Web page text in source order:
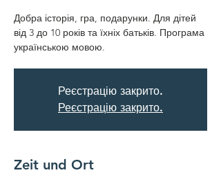
Добра історія, гра, подарунки. Для дітей
від 3 до 10 років та їхніх батьків. Програма
українською мовою.
Реєстрацію закрито.
Реєстрацію закрито.
Zeit und Ort